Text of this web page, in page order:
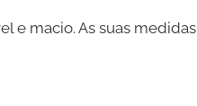
macio. As suas